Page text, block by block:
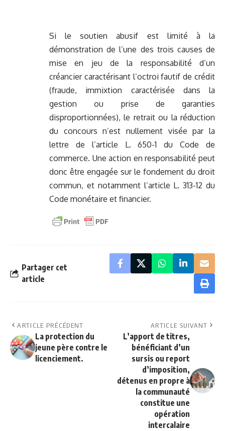
Si le soutien abusif est limité à la
démonstration de l’une des trois causes de
mise en jeu de la responsabilité d’un
créancier caractérisant l’octroi fautif de crédit
(fraude, immixtion caractérisée dans la
gestion ou prise de garanties
disproportionnées), le retrait ou la réduction
du concours n’est nullement visée par la
lettre de l’article L. 650-1 du Code de
commerce. Une action en responsabilité peut
donc être engagée sur le fondement du droit
commun, et notamment l’article L. 313-12 du
Code monétaire et financier.
Partager cet
article
ARTICLE PRÉCÉDENT
La protection du
jeune père contre le
licenciement.
ARTICLE SUIVANT
L’apport de titres,
bénéficiant d’un
sursis ou report
d’imposition,
détenus en propre à
la communauté
constitue une
opération
intercalaire